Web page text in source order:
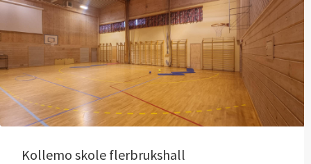
Kollemo skole flerbrukshall